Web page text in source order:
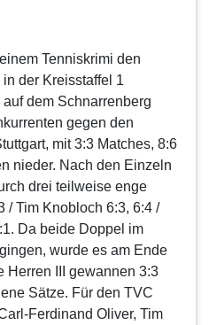
Tenniskrimi den
der Kreisstaffel 1
dem Schnarrenberg
gegen den
mit 3:3 Matches, 8:6
nieder. Nach den Einzeln
drei teilweise enge
/ Tim Knobloch 6:3, 6:4 /
Da beide Doppel im
wurde es am Ende
Herren III gewannen 3:3
Sätze. Für den TVC
Ferdinand Oliver, Tim